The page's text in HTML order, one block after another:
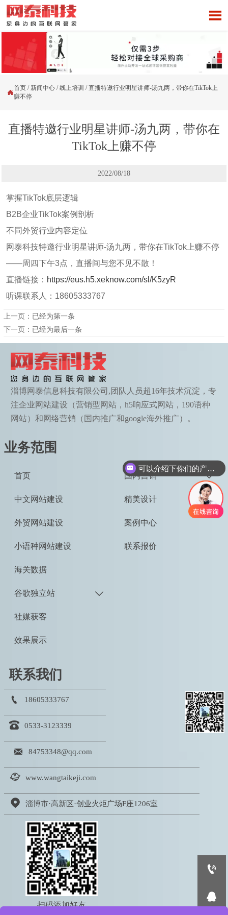


首页 / 新闻中心 /线上培训 /直播特邀行业明星讲师-汤九两，带你在TikTok上
赚不停
直播特邀行业明星讲师-汤九两，带你在
TikTok上赚不停
2022/08/18
掌握TikTok底层逻辑
B2B企业TikTok案例剖析
不同外贸行业内容定位
网泰科技特邀行业明星讲师-汤九两，带你在TikTok上赚不停
——周四下午3点，直播间与您不见不散！
直播链接： https://eus.h5.xeknow.com/sl/K5zyR
听课联系人：18605333767
上一页：已经为第一条
下一页：已经为最后一条
淄博网泰信息科技有限公司,团队人员超16年技术沉淀，专
注企业网站建设（营销型网站，h5响应式网站，190语种
网站）和网络营销（国内推广和google海外推广）。
业务范围
首页
中文网站建设
外贸网站建设
小语种网站建设
海关数据
谷歌独立站 
社媒获客
效果展示
国内营销 
精美设计
案例中心
联系报价
联系我们
 18605333767
 0533-3123339
 84753348@qq.com
 www.wangtaikeji.com
 淄博市·高新区·创业火炬广场F座1206室
扫码添加好友


可以介绍下你们的产品么